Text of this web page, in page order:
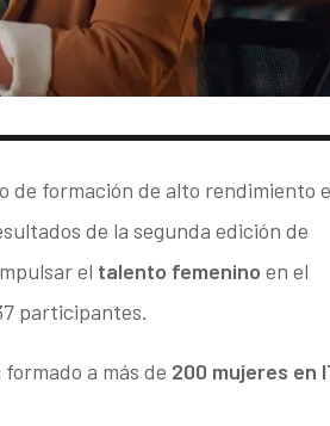
de formación de alto rendimiento
de la segunda edición de
el talento femenino en el
participantes.
a más de 200 mujeres en